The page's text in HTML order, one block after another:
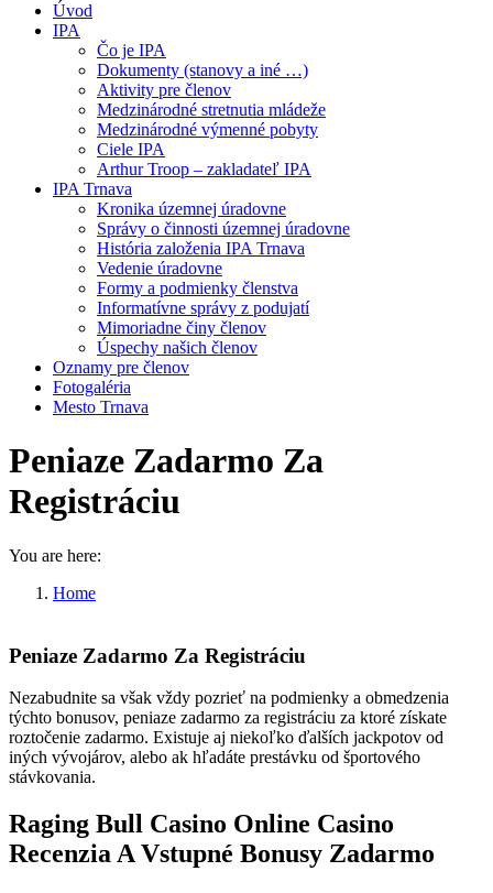
Úvod
IPA
Čo je IPA
Dokumenty (stanovy a iné …)
Aktivity pre členov
Medzinárodné stretnutia mládeže
Medzinárodné výmenné pobyty
Ciele IPA
Arthur Troop – zakladateľ IPA
IPA Trnava
Kronika územnej úradovne
Správy o činnosti územnej úradovne
História založenia IPA Trnava
Vedenie úradovne
Formy a podmienky členstva
Informatívne správy z podujatí
Mimoriadne činy členov
Úspechy našich členov
Oznamy pre členov
Fotogaléria
Mesto Trnava
Peniaze Zadarmo Za
Registráciu
You are here:
Home
Peniaze Zadarmo Za Registráciu
Nezabudnite sa však vždy pozrieť na podmienky a obmedzenia
týchto bonusov, peniaze zadarmo za registráciu za ktoré získate
roztočenie zadarmo. Existuje aj niekoľko ďalších jackpotov od
iných vývojárov, alebo ak hľadáte prestávku od športového
stávkovania.
Raging Bull Casino Online Casino
Recenzia A Vstupné Bonusy Zadarmo